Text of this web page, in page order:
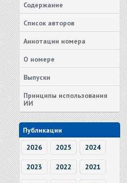
Содержание
Список авторов
Аннотации номера
О номере
Выпуски
Принципы использования
ИИ
Публикации
2026
2025 2024
2023 2022 2021